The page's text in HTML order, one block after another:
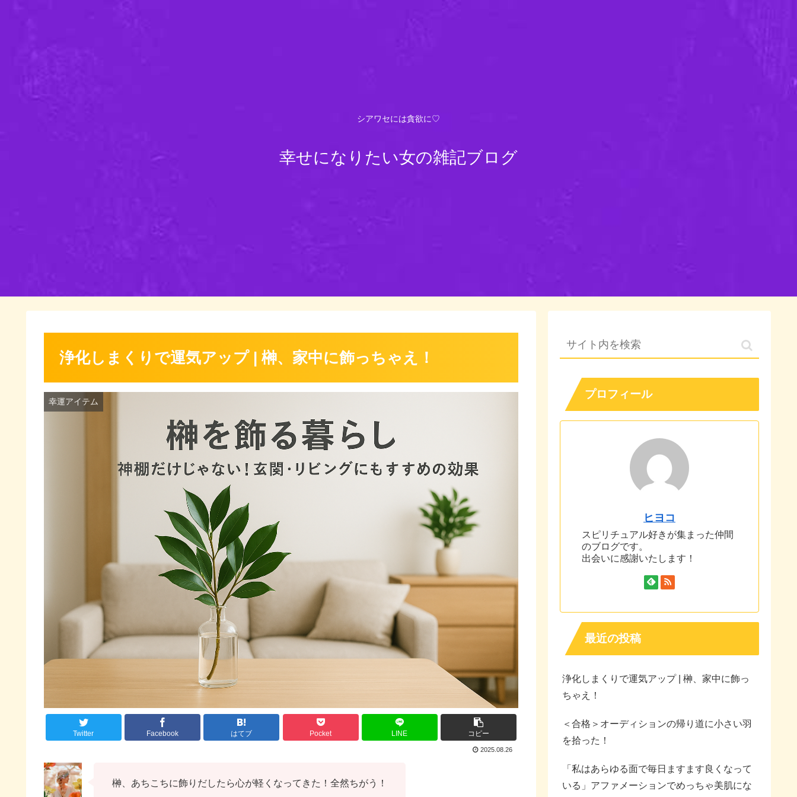
シアワセには貪欲に♡
幸せになりたい女の雑記ブログ
浄化しまくりで運気アップ | 榊、家中に飾っちゃえ！
幸運アイテム
Twitter Facebook はてブ Pocket LINE コピー
2025.08.26
榊、あちこちに飾りだしたら心が軽くなってきた！全然ちがう！
プロフィール
ヒヨコ
スピリチュアル好きが集まった仲間
のブログです。
出会いに感謝いたします！
最近の投稿
浄化しまくりで運気アップ | 榊、家中に飾っ
ちゃえ！
＜合格＞オーディションの帰り道に小さい羽
を拾った！
「私はあらゆる面で毎日ますます良くなって
いる」アファメーションでめっちゃ美肌にな